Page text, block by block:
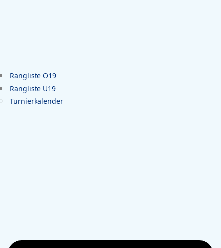
Rangliste O19
Rangliste U19
Turnierkalender